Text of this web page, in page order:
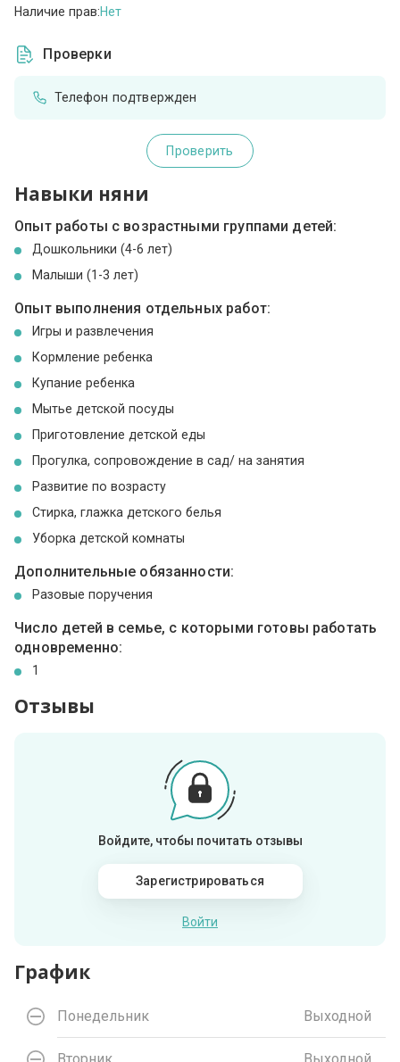
Наличие прав:Нет
Проверки
Телефон подтвержден
Проверить
Навыки няни
Опыт работы с возрастными группами детей:
Дошкольники (4-6 лет)
Малыши (1-3 лет)
Опыт выполнения отдельных работ:
Игры и развлечения
Кормление ребенка
Купание ребенка
Мытье детской посуды
Приготовление детской еды
Прогулка, сопровождение в сад/ на занятия
Развитие по возрасту
Стирка, глажка детского белья
Уборка детской комнаты
Дополнительные обязанности:
Разовые поручения
Число детей в семье, с которыми готовы работать
одновременно:
1
Отзывы
Войдите, чтобы почитать отзывы
Зарегистрироваться
Войти
График
Понедельник Выходной